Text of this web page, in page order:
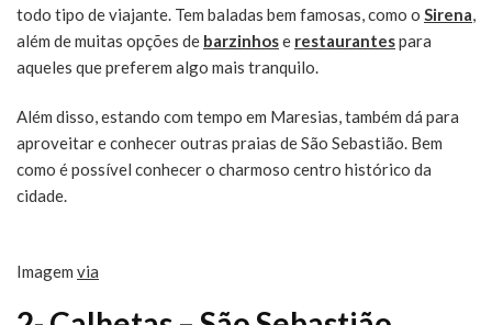
todo tipo de viajante. Tem baladas bem famosas, como o Sirena,
além de muitas opções de barzinhose restaurantespara
aqueles que preferem algo mais tranquilo.
Além disso, estando com tempo em Maresias, também dá para
aproveitar e conhecer outras praias de São Sebastião. Bem
como é possível conhecer o charmoso centro histórico da
cidade.
Imagem via